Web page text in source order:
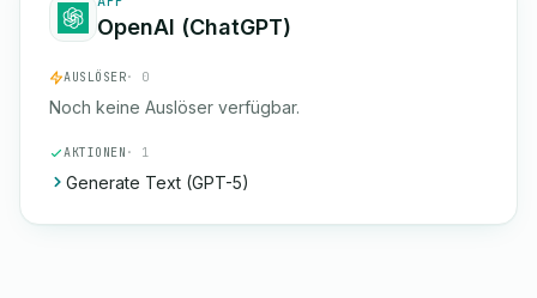
OpenAI (ChatGPT)
AUSLÖSER· 0
Noch keine Auslöser verfügbar.
AKTIONEN · 1
Generate Text (GPT-5)